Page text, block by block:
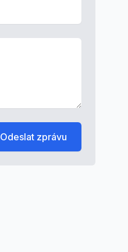
Odeslat zprávu